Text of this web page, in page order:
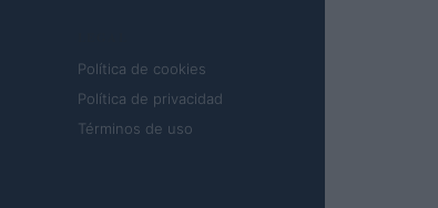
Política de cookies
Política de privacidad
Términos de uso